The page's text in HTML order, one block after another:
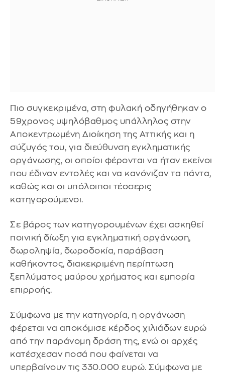
Πιο συγκεκριμένα, στη φυλακή οδηγήθηκαν ο
59χρονος υψηλόβαθμος υπάλληλος στην
Αποκεντρωμένη Διοίκηση της Αττικής και η
σύζυγός του, για διεύθυνση εγκληματικής
οργάνωσης, οι οποίοι φέρονται να ήταν εκείνοι
που έδιναν εντολές και να κανόνιζαν τα πάντα,
καθώς και οι υπόλοιποι τέσσερις
κατηγορούμενοι.
Σε βάρος των κατηγορουμένων έχει ασκηθεί
ποινική δίωξη για εγκληματική οργάνωση,
δωροληψία, δωροδοκία, παράβαση
καθήκοντος, διακεκριμένη περίπτωση
ξεπλύματος μαύρου χρήματος και εμπορία
επιρροής.
Σύμφωνα με την κατηγορία, η οργάνωση
φέρεται να αποκόμισε κέρδος χιλιάδων ευρώ
από την παράνομη δράση της, ενώ οι αρχές
κατέσχεσαν ποσά που φαίνεται να
υπερβαίνουν τις 330.000 ευρώ. Σύμφωνα με